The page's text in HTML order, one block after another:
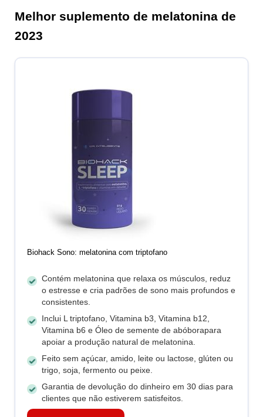
Melhor suplemento de melatonina de
2023
Biohack Sono: melatonina com triptofano
Contém melatonina que relaxa os músculos, reduz
o estresse e cria padrões de sono mais profundos e
consistentes.
Inclui L triptofano, Vitamina b3, Vitamina b12,
Vitamina b6 e Óleo de semente de abóborapara
apoiar a produção natural de melatonina.
Feito sem açúcar, amido, leite ou lactose, glúten ou
trigo, soja, fermento ou peixe.
Garantia de devolução do dinheiro em 30 dias para
clientes que não estiverem satisfeitos.